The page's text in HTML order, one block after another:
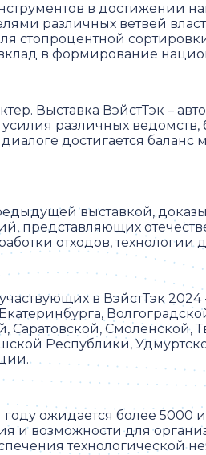
в достижении
различных ветвей
стопроцентной
в формирование
Выставка ВэйстТэк –
различных
достигается
выставкой,
представляющих
отходов, технологии
в ВэйстТэк
Смоленской,
Республики,
году ожидается более
и возможности для
технологической